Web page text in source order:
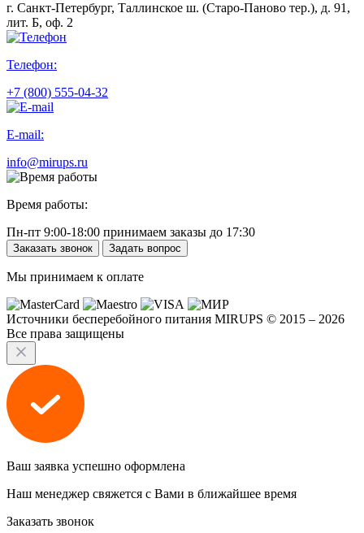
г. Санкт-Петербург, Таллинское ш. (Старо-Паново тер.), д. 91,
лит. Б, оф. 2
Телефон:
+7 (800) 555-04-32
E-mail:
info@mirups.ru
Время работы:
Пн-пт 9:00-18:00 принимаем заказы до 17:30
Заказать звонок Задать вопрос
Мы принимаем к оплате
Источники бесперебойного питания MIRUPS © 2015 – 2026
Все права защищены
Ваш заявка успешно оформлена
Наш менеджер свяжется с Вами в ближайшее время
Заказать звонок